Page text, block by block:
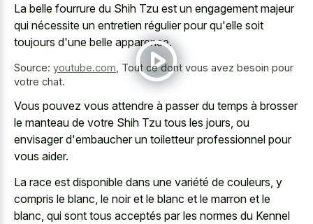
La belle fourrure du Shih Tzu est un engagement majeur
qui nécessite un entretien régulier pour qu'elle soit
toujours d'une belle apparence.
Source: youtube.com Tout ce dont vous avez besoin pour
votre chat.
Vous pouvez vous attendre à passer du temps à brosser
le manteau de votre Shih Tzu tous les jours, ou
envisager d'embaucher un toiletteur professionnel pour
vous aider.
La race est disponible dans une variété de couleurs, y
compris le blanc, le noir et le blanc et le marron et le
blanc, qui sont tous acceptés par les normes du Kennel